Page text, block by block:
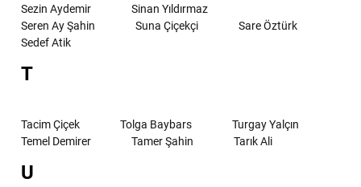
Sezin Aydemir
Sinan Yıldırmaz
Seren Ay Şahin
Suna Çiçekçi
Sare Öztürk
Sedef Atik
T
Tacim Çiçek Tolga Baybars
Turgay Yalçın
Temel Demirer
Tamer Şahin Tarık Ali
U